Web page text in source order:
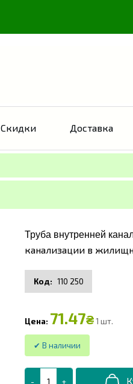
Скидки Доставка
Труба внутренней
канализации в
110 250
71.47₴ 1 шт.